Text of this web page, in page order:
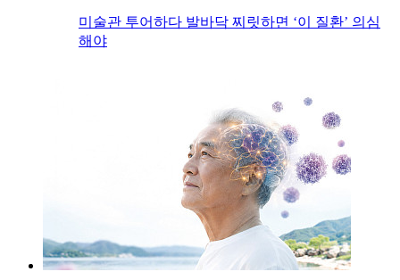
미술관 투어하다 발바닥 찌릿하면 ‘이 질환’ 의심
해야